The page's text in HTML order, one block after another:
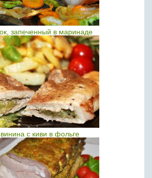
запеченный в маринаде
с киви в фольге